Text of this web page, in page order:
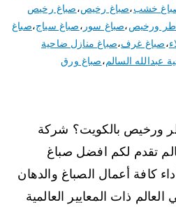
خشب،صباغ رخيص،صباغ رخيص
ورخيص،صباغ سور ،صباغ سياج،صباغ
،صباغ غرف،صباغ منازل ضاحية
عبدالله السالم،صباغ ورق
ورخيص بالكويت؟ شركة
تقدم لكم افضل صباغ
كافة أعمال الصباغ والدهان
ذات المعايير العالمية